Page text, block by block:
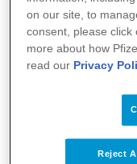
tratamiento
sentirse bien, un
contribuye a
ayudar a los
de oncólogos,
on our site, to
consent, please click
more about how
read our Privacy
Reject All